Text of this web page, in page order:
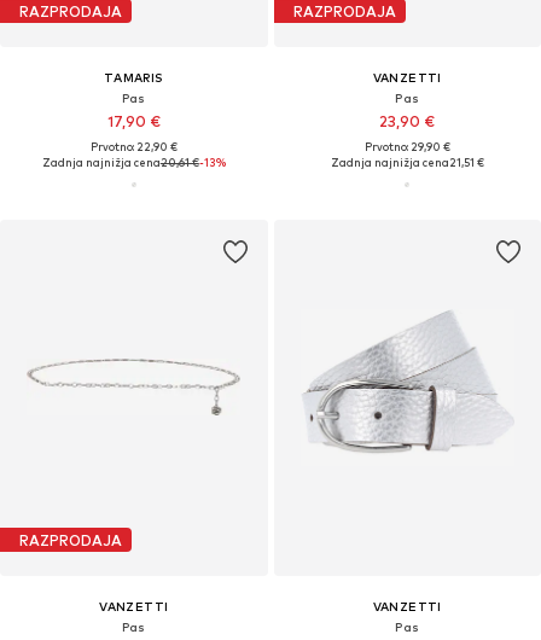
RAZPRODAJA
TAMARIS
Pas
17,90 €
Prvotno: 22,90 €
Zadnja najnižja cena20,61 €-13%
RAZPRODAJA
VANZETTI
Pas
23,90 €
Prvotno: 29,90 €
Zadnja najnižja cena21,51 €
RAZPRODAJA
VANZETTI
Pas
VANZETTI
Pas